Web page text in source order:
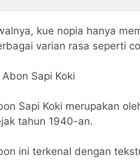
kue nopia hanya
varian rasa seperti
Abon Sapi Koki
Sapi Koki merupakan
tahun 1940-an.
ini terkenal dengan